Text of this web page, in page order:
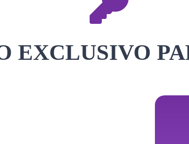
EXCLUSIVO